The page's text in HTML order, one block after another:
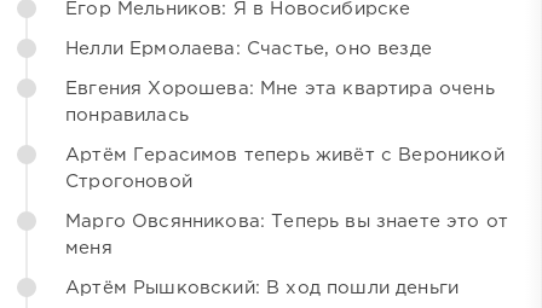
Егор Мельников: Я в Новосибирске
Нелли Ермолаева: Счастье, оно везде
Евгения Хорошева: Мне эта квартира очень
понравилась
Артём Герасимов теперь живёт с Вероникой
Строгоновой
Марго Овсянникова: Теперь вы знаете это от
меня
Артём Рышковский: В ход пошли деньги